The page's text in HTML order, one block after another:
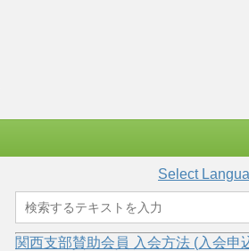
Select
関西支部賛助会員 入会方法 (入会申